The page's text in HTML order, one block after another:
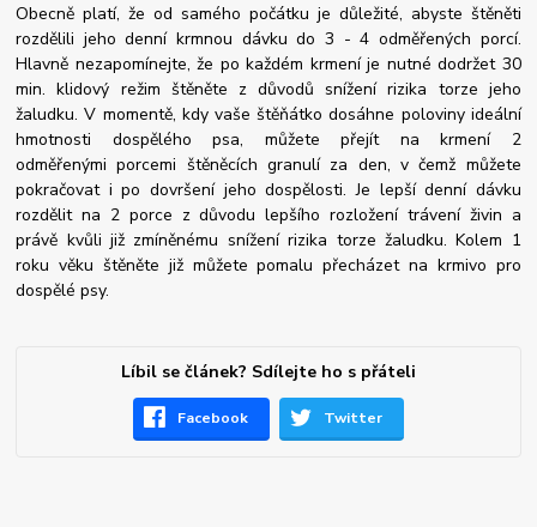
Obecně platí, že od samého počátku je důležité, abyste štěněti
rozdělili jeho denní krmnou dávku do 3 - 4 odměřených porcí.
Hlavně nezapomínejte, že po každém krmení je nutné dodržet 30
min. klidový režim štěněte z důvodů snížení rizika torze jeho
žaludku. V momentě, kdy vaše štěňátko dosáhne poloviny ideální
hmotnosti dospělého psa, můžete přejít na krmení 2
odměřenými porcemi štěněcích granulí za den, v čemž můžete
pokračovat i po dovršení jeho dospělosti. Je lepší denní dávku
rozdělit na 2 porce z důvodu lepšího rozložení trávení živin a
právě kvůli již zmíněnému snížení rizika torze žaludku. Kolem 1
roku věku štěněte již můžete pomalu přecházet na krmivo pro
dospělé psy.
Líbil se článek? Sdílejte ho s přáteli
Facebook Twitter